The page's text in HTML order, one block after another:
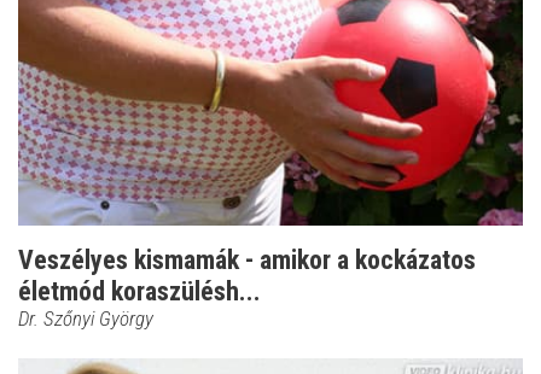
Veszélyes kismamák - amikor a kockázatos
életmód koraszülésh...
Dr. Szőnyi György